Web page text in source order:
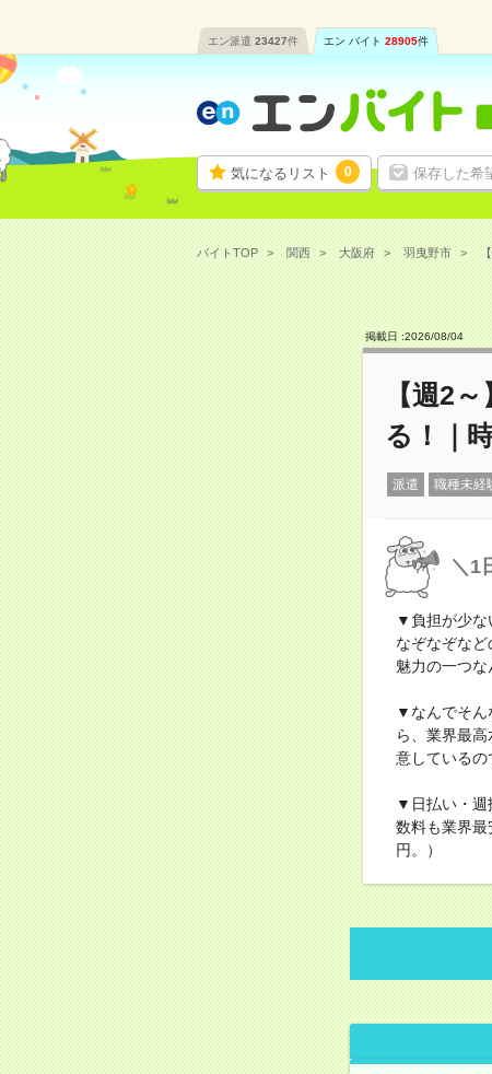
エン派遣 23427件 エン バイト 28905件
気になるリスト 0 保存した希
バイトTOP 関西 大阪府 羽曳野市
掲載日 :2026/08/04
【週2
る！｜
派遣 職種未経
＼1
▼負担が少な
なぞなぞな
魅力の一つな
▼なんでそん
ら、業界最
意しているの
▼日払い・週
数料も業界
円。）